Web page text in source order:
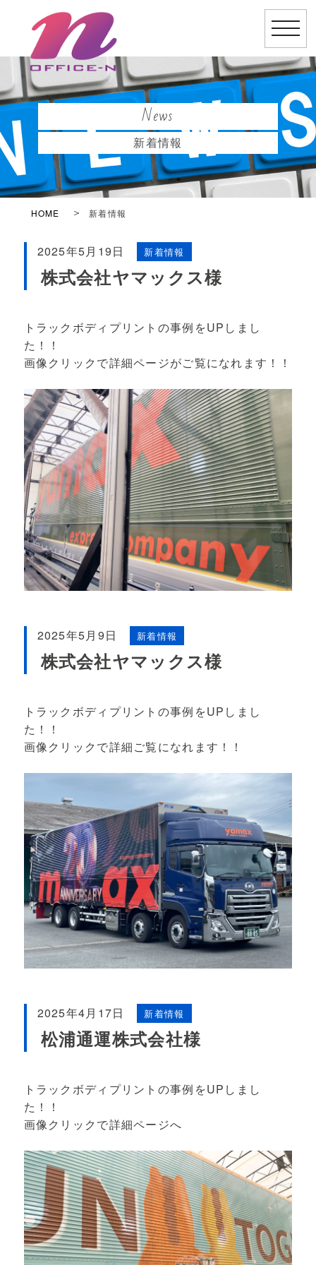
toggle
News
新着情報
HOME 新着情報
2025年5月19日 新着情報
株式会社ヤマックス様
トラックボディプリントの事例をUPしまし
た！！
画像クリックで詳細ページがご覧になれます！！
2025年5月9日 新着情報
株式会社ヤマックス様
トラックボディプリントの事例をUPしまし
た！！
画像クリックで詳細ご覧になれます！！
2025年4月17日 新着情報
松浦通運株式会社様
トラックボディプリントの事例をUPしまし
た！！
画像クリックで詳細ページへ